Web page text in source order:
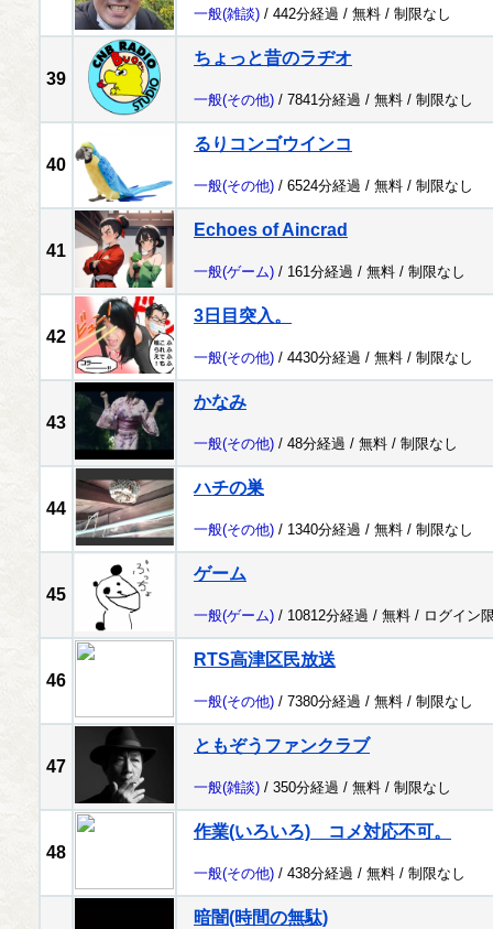
一般(雑談) / 442分経過 / 無料 / 制限なし
39
ちょっと昔のラヂオ
一般(その他) / 7841分経過 / 無料 / 制限なし
40
るりコンゴウインコ
一般(その他) / 6524分経過 / 無料 / 制限なし
41
Echoes of Aincrad
一般(ゲーム) / 161分経過 / 無料 / 制限なし
42
3日目突入。
一般(その他) / 4430分経過 / 無料 / 制限なし
43
かなみ
一般(その他) / 48分経過 / 無料 / 制限なし
44
ハチの巣
一般(その他) / 1340分経過 / 無料 / 制限なし
45
ゲーム
一般(ゲーム) / 10812分経過 / 無料 / ログイン
46
RTS高津区民放送
一般(その他) / 7380分経過 / 無料 / 制限なし
47
ともぞうファンクラブ
一般(雑談) / 350分経過 / 無料 / 制限なし
48
作業(いろいろ) コメ対応不可。
一般(その他) / 438分経過 / 無料 / 制限なし
暗闇(時間の無駄)